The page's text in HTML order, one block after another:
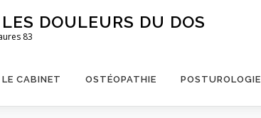
DOULEURS DU DOS
83
LE CABINET OSTÉOPATHIE POSTUROLOGIE